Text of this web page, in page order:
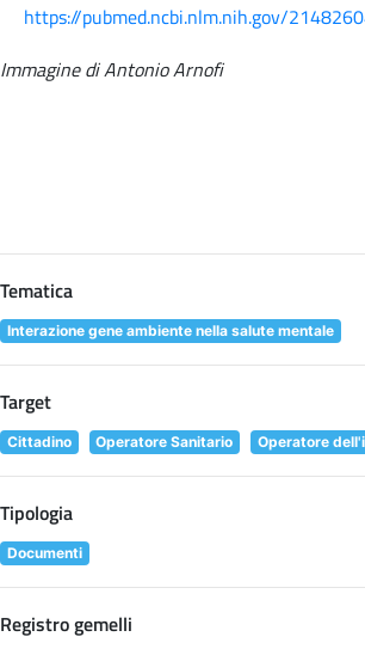
https://pubmed.ncbi.nlm.nih.gov/
Immagine di Antonio Arnofi
Tematica
Interazione gene ambiente nella salute mentale
Target
Cittadino Operatore Sanitario Operatore
Tipologia
Documenti
Registro gemelli